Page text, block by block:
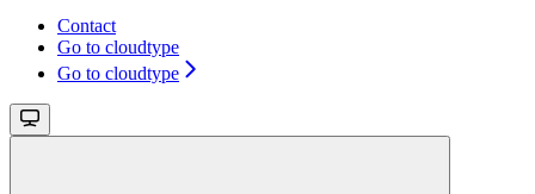
Contact
Go to cloudtype
Go to cloudtype